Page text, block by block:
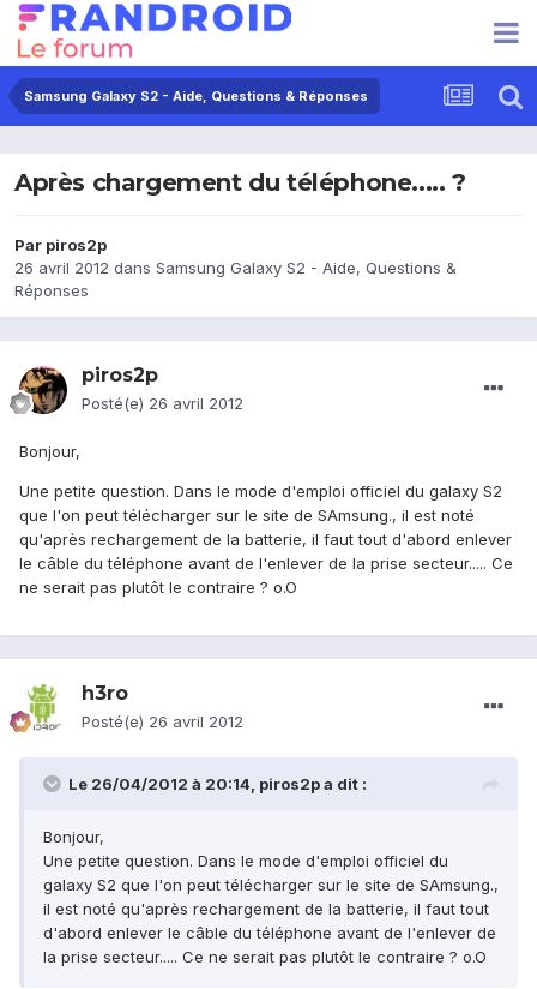
Samsung Galaxy S2 - Aide, Questions & Réponses
Après chargement du téléphone..... ?
Par piros2p
26 avril 2012 dans Samsung Galaxy S2 - Aide, Questions &
Réponses
piros2p
Posté(e) 26 avril 2012
Bonjour,
Une petite question. Dans le mode d'emploi officiel du galaxy S2
que l'on peut télécharger sur le site de SAmsung., il est noté
qu'après rechargement de la batterie, il faut tout d'abord enlever
le câble du téléphone avant de l'enlever de la prise secteur..... Ce
ne serait pas plutôt le contraire ? o.O
h3ro
Posté(e) 26 avril 2012
Le 26/04/2012 à 20:14, piros2p a dit :
Bonjour,
Une petite question. Dans le mode d'emploi officiel du
galaxy S2 que l'on peut télécharger sur le site de SAmsung.,
il est noté qu'après rechargement de la batterie, il faut tout
d'abord enlever le câble du téléphone avant de l'enlever de
la prise secteur..... Ce ne serait pas plutôt le contraire ? o.O